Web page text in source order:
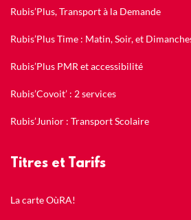
Rubis’Plus, Transport à la Demande
Rubis’Plus Time : Matin, Soir, et
Rubis’Plus PMR et accessibilité
Rubis’Covoit’ : 2 services
Rubis’Junior : Transport Scolaire
Titres et Tarifs
La carte OùRA!